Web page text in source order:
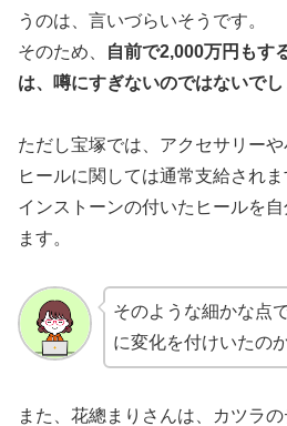
うのは、言いづらいそうです。
そのため、
自前で2,000万円もす
は、噂にすぎないのではないでし
ただし宝塚では、アクセサリーや
ヒールに関しては通常支給され
インストーンの付いたヒールを
ます。
そのような細かな点
に変化を付けいたの
また、花總まりさんは、カツラ